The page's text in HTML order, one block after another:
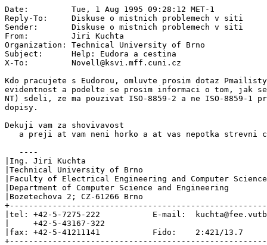
Date:         Tue, 1 Aug 1995 09:28:12 MET-1
Reply-To:     Diskuse o mistnich problemech v siti
Sender:       Diskuse o mistnich problemech v siti
From:         Jiri Kuchta
Organization: Technical University of Brno
Subject:      Help: Eudora a cestina
X-To:         Novell@ksvi.mff.cuni.cz
Kdo pracujete s Eudorou, omluvte prosim dotaz
evidentnost a podelte se prosim informaci o tom, jak se
NT) sdeli, ze ma pouzivat ISO-8859-2 a ne ISO-8859-1
dopisy.
Dekuji vam za shovivavost
a preji at vam neni horko a at vas nepotka strevni
   ----
|Ing. Jiri Kuchta
|Technical University of Brno
|Faculty of Electrical Engineering and Computer
|Department of Computer Science and Engineering
|Bozetechova 2; CZ-61266 Brno
|tel: +42-5-7275-222           E-mail:
|     +42-5-43167-322
|fax: +42-5-41211141           Fido:    2:421/